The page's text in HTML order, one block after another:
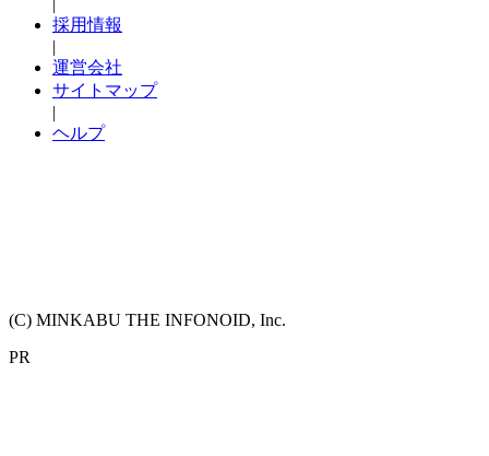
|
採用情報
|
運営会社
サイトマップ
|
ヘルプ
(C) MINKABU THE INFONOID, Inc.
PR